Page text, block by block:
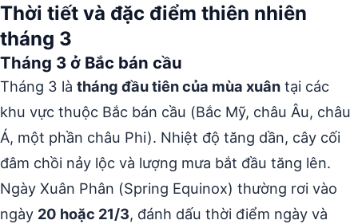
Thời tiết và đặc điểm thiên nhiên
tháng 3
Tháng 3 ở Bắc bán cầu
Tháng 3 là tháng đầu tiên của mùa xuân tại các
khu vực thuộc Bắc bán cầu (Bắc Mỹ, châu Âu, châu
Á, một phần châu Phi). Nhiệt độ tăng dần, cây cối
đâm chồi nảy lộc và lượng mưa bắt đầu tăng lên.
Ngày Xuân Phân (Spring Equinox) thường rơi vào
ngày 20 hoặc 21/3, đánh dấu thời điểm ngày và